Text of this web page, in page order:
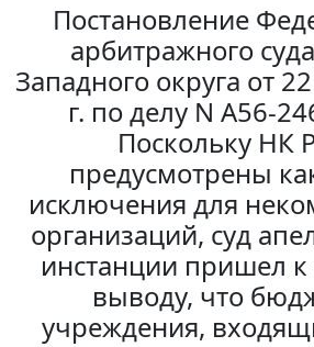
Постановление
арбитражного
Западного округа от
г. по делу N А56-
Поскольку НК
предусмотрены
исключения для
организаций, суд
инстанции пришел
выводу, что
учреждения,